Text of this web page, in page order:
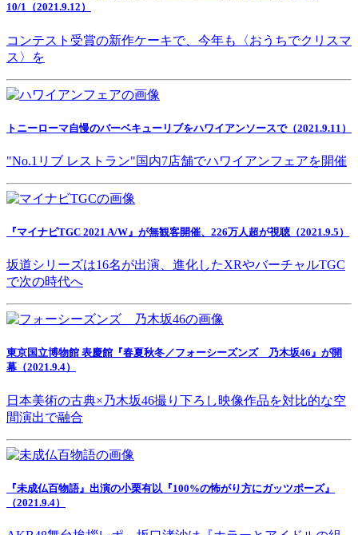
10/1（2021.9.12）
コンテスト受賞の新作ケーキで、今年も〈おうちでクリスマ
ス〉を
トニーローマ自慢のバーベキューリブをハワイアンソースで（2021.9.11）
"No.1リブ レストラン"国内7店舗でハワイアンフェアを開催
『マイナビTGC 2021 A/W』が無観客開催、226万人超が視聴（2021.9.5）
坂道シリーズは16名が出演、進化したXRやバーチャルTGC
で次の時代へ
東京国立博物館 表慶館『春夏秋冬／フォーシーズンズ 乃木坂46』が開
幕（2021.9.4）
日本美術の古典×乃木坂46撮り下ろし映像作品を対比的な空
間演出で融合
『未成仏百物語』出演の小栗有以『100%の怖がり方にガッツポーズ』
（2021.9.4）